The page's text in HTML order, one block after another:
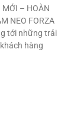
MỚI – HOÀN
NEO FORZA
tới những trải
hàng